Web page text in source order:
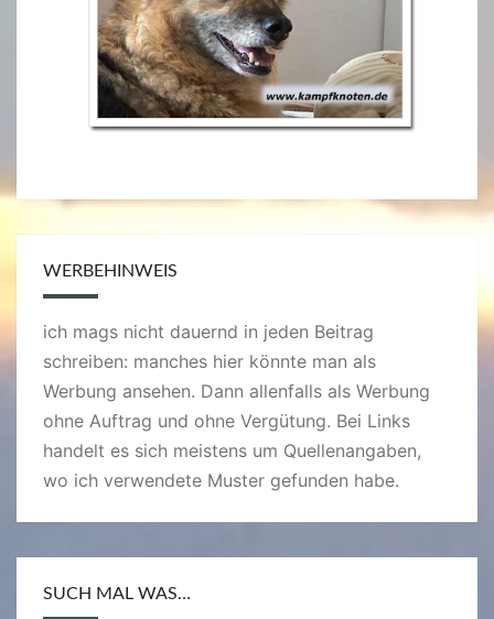
WERBEHINWEIS
ich mags nicht dauernd in jeden Beitrag
schreiben: manches hier könnte man als
Werbung ansehen. Dann allenfalls als Werbung
ohne Auftrag und ohne Vergütung. Bei Links
handelt es sich meistens um Quellenangaben,
wo ich verwendete Muster gefunden habe.
SUCH MAL WAS…